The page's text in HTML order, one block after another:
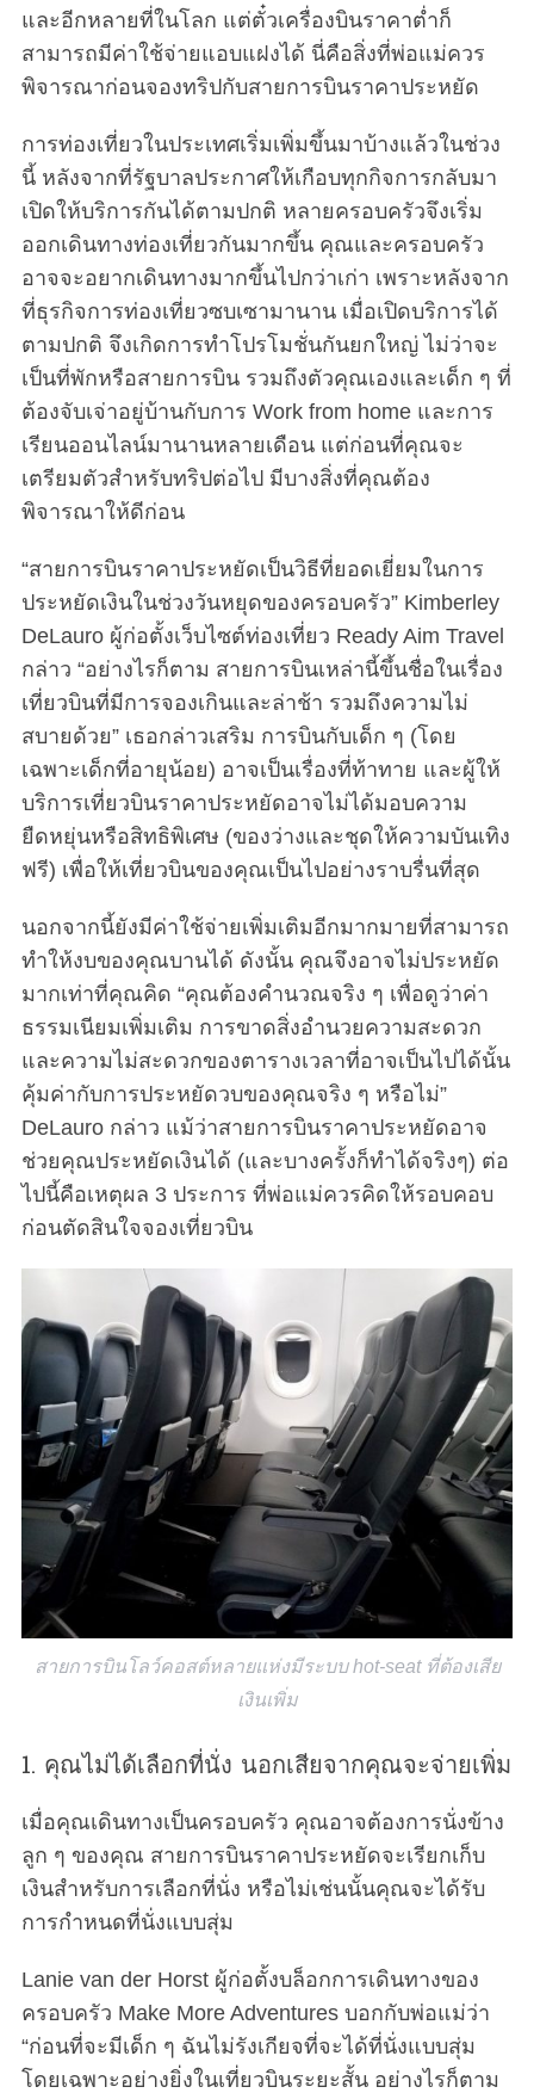
และอีกหลายที่ในโลก แต่ตั๋วเครื่องบินราคาต่ำก็
สามารถมีค่าใช้จ่ายแอบแฝงได้ นี่คือสิ่งที่พ่อแม่ควร
พิจารณาก่อนจองทริปกับสายการบินราคาประหยัด
การท่องเที่ยวในประเทศเริ่มเพิ่มขึ้นมาบ้างแล้วในช่วง
นี้ หลังจากที่รัฐบาลประกาศให้เกือบทุกกิจการกลับมา
เปิดให้บริการกันได้ตามปกติ หลายครอบครัวจึงเริ่ม
ออกเดินทางท่องเที่ยวกันมากขึ้น คุณและครอบครัว
อาจจะอยากเดินทางมากขึ้นไปกว่าเก่า เพราะหลังจาก
ที่ธุรกิจการท่องเที่ยวซบเซามานาน เมื่อเปิดบริการได้
ตามปกติ จึงเกิดการทำโปรโมชั่นกันยกใหญ่ ไม่ว่าจะ
เป็นที่พักหรือสายการบิน รวมถึงตัวคุณเองและเด็ก ๆ ที่
ต้องจับเจ่าอยู่บ้านกับการ Work from home และการ
เรียนออนไลน์มานานหลายเดือน แต่ก่อนที่คุณจะ
เตรียมตัวสำหรับทริปต่อไป มีบางสิ่งที่คุณต้อง
พิจารณาให้ดีก่อน
“สายการบินราคาประหยัดเป็นวิธีที่ยอดเยี่ยมในการ
ประหยัดเงินในช่วงวันหยุดของครอบครัว” Kimberley
DeLauro ผู้ก่อตั้งเว็บไซต์ท่องเที่ยว Ready Aim Travel
กล่าว “อย่างไรก็ตาม สายการบินเหล่านี้ขึ้นชื่อในเรื่อง
เที่ยวบินที่มีการจองเกินและล่าช้า รวมถึงความไม่
สบายด้วย” เธอกล่าวเสริม การบินกับเด็ก ๆ (โดย
เฉพาะเด็กที่อายุน้อย) อาจเป็นเรื่องที่ท้าทาย และผู้ให้
บริการเที่ยวบินราคาประหยัดอาจไม่ได้มอบความ
ยืดหยุ่นหรือสิทธิพิเศษ (ของว่างและชุดให้ความบันเทิง
ฟรี) เพื่อให้เที่ยวบินของคุณเป็นไปอย่างราบรื่นที่สุด
นอกจากนี้ยังมีค่าใช้จ่ายเพิ่มเติมอีกมากมายที่สามารถ
ทำให้งบของคุณบานได้ ดังนั้น คุณจึงอาจไม่ประหยัด
มากเท่าที่คุณคิด “คุณต้องคำนวณจริง ๆ เพื่อดูว่าค่า
ธรรมเนียมเพิ่มเติม การขาดสิ่งอำนวยความสะดวก
และความไม่สะดวกของตารางเวลาที่อาจเป็นไปได้นั้น
คุ้มค่ากับการประหยัดวบของคุณจริง ๆ หรือไม่”
DeLauro กล่าว แม้ว่าสายการบินราคาประหยัดอาจ
ช่วยคุณประหยัดเงินได้ (และบางครั้งก็ทำได้จริงๆ) ต่อ
ไปนี้คือเหตุผล 3 ประการ ที่พ่อแม่ควรคิดให้รอบคอบ
ก่อนตัดสินใจจองเที่ยวบิน
สายการบินโลว์คอสต์หลายแห่งมีระบบ hot-seat ที่ต้องเสีย
เงินเพิ่ม
1. คุณไม่ได้เลือกที่นั่ง นอกเสียจากคุณจะจ่ายเพิ่ม
เมื่อคุณเดินทางเป็นครอบครัว คุณอาจต้องการนั่งข้าง
ลูก ๆ ของคุณ สายการบินราคาประหยัดจะเรียกเก็บ
เงินสำหรับการเลือกที่นั่ง หรือไม่เช่นนั้นคุณจะได้รับ
การกำหนดที่นั่งแบบสุ่ม
Lanie van der Horst ผู้ก่อตั้งบล็อกการเดินทางของ
ครอบครัว Make More Adventures บอกกับพ่อแม่ว่า
“ก่อนที่จะมีเด็ก ๆ ฉันไม่รังเกียจที่จะได้ที่นั่งแบบสุ่ม
โดยเฉพาะอย่างยิ่งในเที่ยวบินระยะสั้น อย่างไรก็ตาม